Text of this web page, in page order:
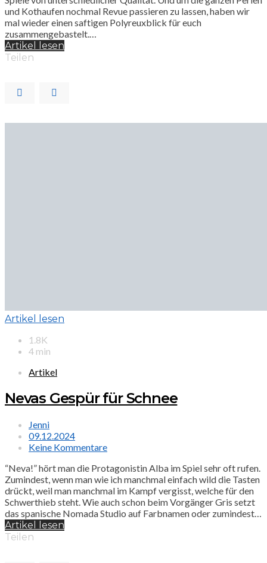
und Kothaufen nochmal Revue passieren zu lassen, haben wir
mal wieder einen saftigen Polyreuxblick für euch
zusammengebastelt.…
Artikel lesen
Teilen
Artikel lesen
1.8K
4 min
Artikel
Nevas Gespür für Schnee
Jenni
09.12.2024
Keine Kommentare
“Neva!” hört man die Protagonistin Alba im Spiel sehr oft rufen.
Zumindest, wenn man wie ich manchmal einfach wild die Tasten
drückt, weil man manchmal im Kampf vergisst, welche für den
Schwerthieb steht. Wie auch schon beim Vorgänger Gris setzt
das spanische Nomada Studio auf Farbnamen oder zumindest…
Artikel lesen
Teilen